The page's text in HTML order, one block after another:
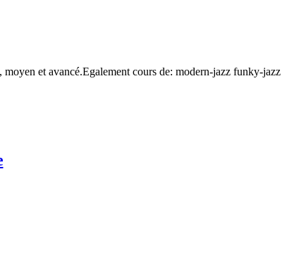
et avancé.Egalement cours de: modern-jazz funky-jazz